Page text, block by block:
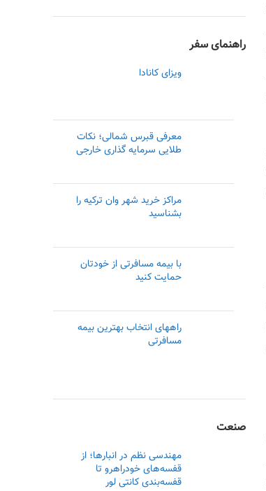
راهنمای سفر
ویزای کانادا
معرفی قبرس شمالی؛ نکات
طلایی سرمایه گذاری خارجی
مراکز خرید شهر وان ترکیه را
بشناسید
با بیمه مسافرتی از خودتان
حمایت کنید
راههای انتخاب بهترین بیمه
مسافرتی
صنعت
مهندسی نظم در انبارها؛ از
قفسه‌های خودراهرو تا
قفسه‌بندی کانتی لور